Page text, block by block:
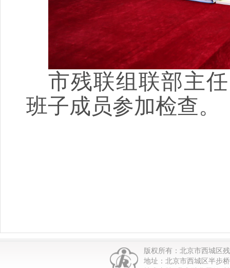
市残联组联部主
班子成员参加检查。
版权所有：北京市西城
地址：北京市西城区半步